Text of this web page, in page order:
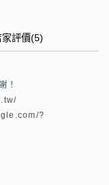
家評價(5)
！
?